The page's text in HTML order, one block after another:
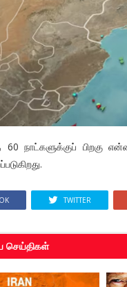
நாட்களுக்குப் பிறகு
TWITTER
செய்திகள்